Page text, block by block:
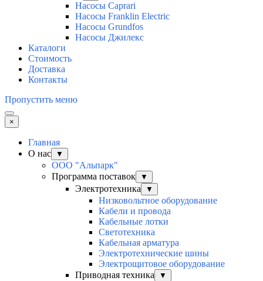
Насосы Caprari
Насосы Franklin Electric
Насосы Grundfos
Насосы Джилекс
Каталоги
Стоимость
Доставка
Контакты
Пропустить меню
×
Главная
О нас
▼
ООО "Альпарк"
Программа поставок
▼
Электротехника ▼
Низковольтное оборудование
Кабели и провода
Кабельные лотки
Светотехника
Кабельная арматура
Электротехнические шины
Электрощитовое оборудование
Приводная техника
▼